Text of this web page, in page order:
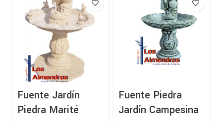
Fuente Jardín
Piedra Marité
Fuente Piedra
Jardín Campesina